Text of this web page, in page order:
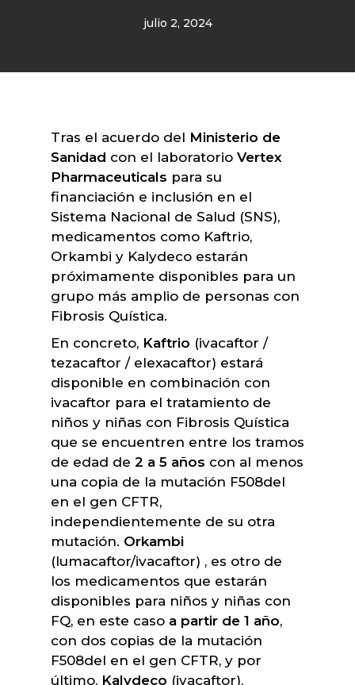
julio 2, 2024
Tras el acuerdo del Ministerio de
Sanidad con el laboratorio Vertex
Pharmaceuticals para su
financiación e inclusión en el
Sistema Nacional de Salud (SNS),
medicamentos como Kaftrio,
Orkambi y Kalydeco estarán
próximamente disponibles para un
grupo más amplio de personas con
Fibrosis Quística.
En concreto, Kaftrio (ivacaftor /
tezacaftor / elexacaftor) estará
disponible en combinación con
ivacaftor para el tratamiento de
niños y niñas con Fibrosis Quística
que se encuentren entre los tramos
de edad de 2 a 5 años con al menos
una copia de la mutación F508del
en el gen CFTR,
independientemente de su otra
mutación. Orkambi
(lumacaftor/ivacaftor) , es otro de
los medicamentos que estarán
disponibles para niños y niñas con
FQ, en este caso a partir de 1 año,
con dos copias de la mutación
F508del en el gen CFTR, y por
último, Kalydeco (ivacaftor),